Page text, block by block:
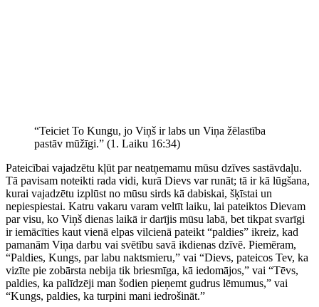
“Teiciet To Kungu, jo Viņš ir labs un Viņa žēlastība
pastāv mūžīgi.” (1. Laiku 16:34)
Pateicībai vajadzētu kļūt par neatņemamu mūsu dzīves sastāvdaļu.
Tā pavisam noteikti rada vidi, kurā Dievs var runāt; tā ir kā lūgšana,
kurai vajadzētu izplūst no mūsu sirds kā dabiskai, šķīstai un
nepiespiestai. Katru vakaru varam veltīt laiku, lai pateiktos Dievam
par visu, ko Viņš dienas laikā ir darījis mūsu labā, bet tikpat svarīgi
ir iemācīties kaut vienā elpas vilcienā pateikt “paldies” ikreiz, kad
pamanām Viņa darbu vai svētību savā ikdienas dzīvē. Piemēram,
“Paldies, Kungs, par labu naktsmieru,” vai “Dievs, pateicos Tev, ka
vizīte pie zobārsta nebija tik briesmīga, kā iedomājos,” vai “Tēvs,
paldies, ka palīdzēji man šodien pieņemt gudrus lēmumus,” vai
“Kungs, paldies, ka turpini mani iedrošināt.”